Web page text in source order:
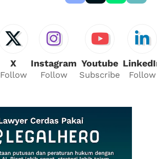
X
Follow
Instagram
Follow
Youtube
Subscribe Follow